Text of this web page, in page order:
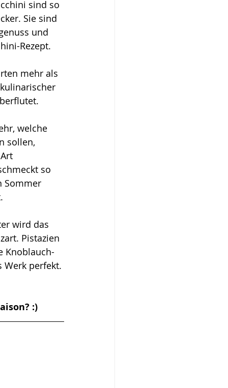
sind so
Sie sind
und
Rezept.
mehr als
welche
sollen,
so
Sommer
wird das
Pistazien
Knoblauch-
Werk perfekt.
:)